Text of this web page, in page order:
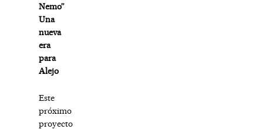
Nemo”
Una
nueva
era
para
Alejo
Este
próximo
proyecto